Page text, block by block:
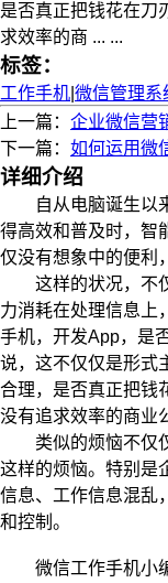
是否真正把钱花在刀
求效率的商 ... ...
标签：
工作手机 微信管理系
上一篇： 企业微信营
下一篇： 如何运用微
详细介绍
自从电脑诞生以来
得高效和普及时，智
仅没有想象中的便利
这样的状况，不仅
力消耗在处理信息上
手机，开发App，是
说，这不仅仅是形式
合理，是否真正把钱
没有追求效率的商业
类似的烦恼不仅仅
这样的烦恼。特别是
信息、工作信息混乱
和控制。
微信工作手机小编